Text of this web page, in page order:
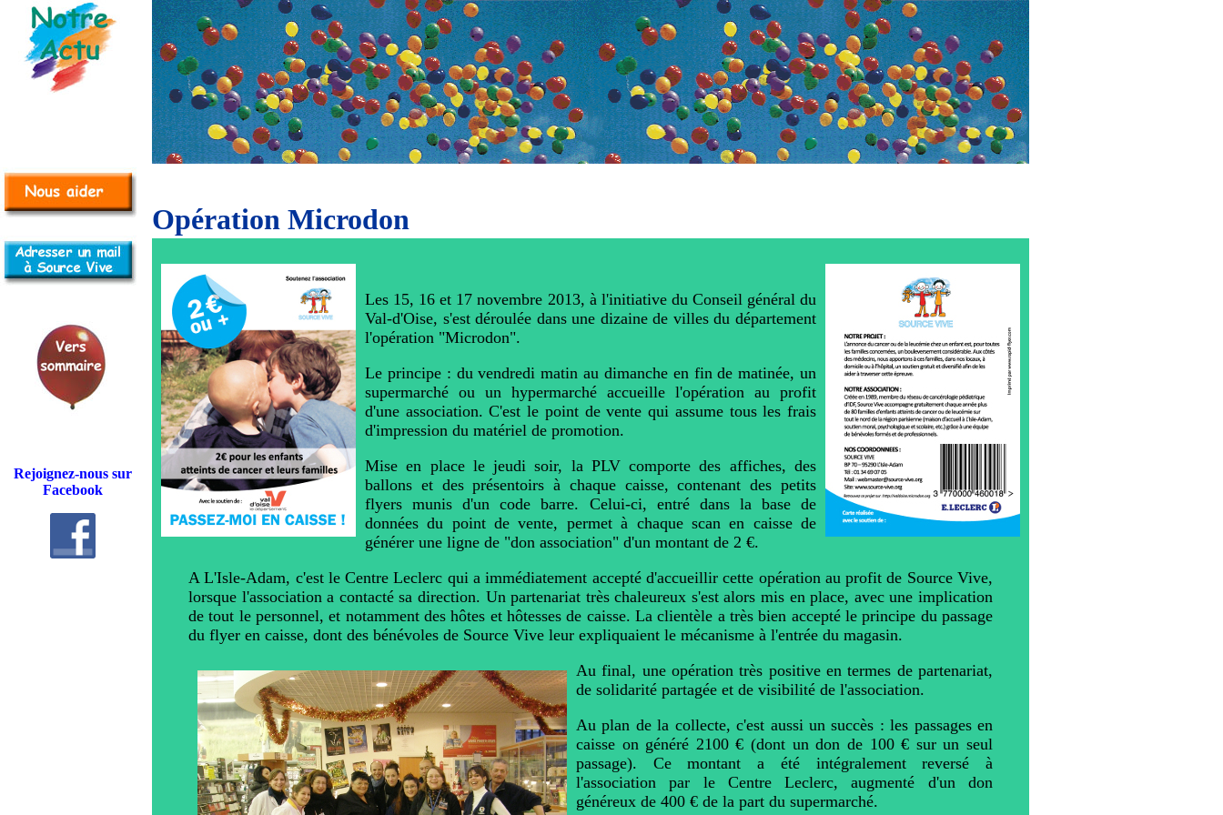
Opération Microdon
Rejoignez-nous sur
Facebook
Les 15, 16 et 17 novembre 2013, à l'initiative du Conseil général du
Val-d'Oise, s'est déroulée dans une dizaine de villes du département
l'opération "Microdon".
Le principe : du vendredi matin au dimanche en fin de matinée, un
supermarché ou un hypermarché accueille l'opération au profit
d'une association. C'est le point de vente qui assume tous les frais
d'impression du matériel de promotion.
Mise en place le jeudi soir, la PLV comporte des affiches, des
ballons et des présentoirs à chaque caisse, contenant des petits
flyers munis d'un code barre. Celui-ci, entré dans la base de
données du point de vente, permet à chaque scan en caisse de
générer une ligne de "don association" d'un montant de 2 €.
A L'Isle-Adam, c'est le Centre Leclerc qui a immédiatement accepté d'accueillir cette opération au profit de Source Vive,
lorsque l'association a contacté sa direction. Un partenariat très chaleureux s'est alors mis en place, avec une implication
de tout le personnel, et notamment des hôtes et hôtesses de caisse. La clientèle a très bien accepté le principe du passage
du flyer en caisse, dont des bénévoles de Source Vive leur expliquaient le mécanisme à l'entrée du magasin.
Au final, une opération très positive en termes de partenariat,
de solidarité partagée et de visibilité de l'association.
Au plan de la collecte, c'est aussi un succès : les passages en
caisse on généré 2100 € (dont un don de 100 € sur un seul
passage). Ce montant a été intégralement reversé à
l'association par le Centre Leclerc, augmenté d'un don
généreux de 400 € de la part du supermarché.